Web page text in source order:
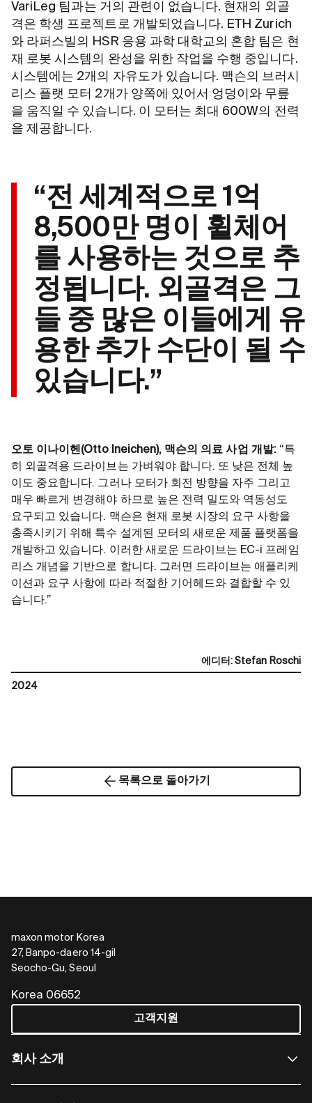
VariLeg 팀과는 거의 관련이 없습니다. 현재의 외골
격은 학생 프로젝트로 개발되었습니다. ETH Zurich
와 라퍼스빌의 HSR 응용 과학 대학교의 혼합 팀은 현
재 로봇 시스템의 완성을 위한 작업을 수행 중입니다.
시스템에는 2개의 자유도가 있습니다. 맥슨의 브러시
리스 플랫 모터 2개가 양쪽에 있어서 엉덩이와 무릎
을 움직일 수 있습니다. 이 모터는 최대 600W의 전력
을 제공합니다.
“전 세계적으로 1억
8,500만 명이 휠체어
를 사용하는 것으로 추
정됩니다. 외골격은 그
들 중 많은 이들에게 유
용한 추가 수단이 될 수
있습니다.”
오토 이나이헨(Otto Ineichen), 맥슨의 의료 사업 개발: “특
히 외골격용 드라이브는 가벼워야 합니다. 또 낮은 전체 높
이도 중요합니다. 그러나 모터가 회전 방향을 자주 그리고
매우 빠르게 변경해야 하므로 높은 전력 밀도와 역동성도
요구되고 있습니다. 맥슨은 현재 로봇 시장의 요구 사항을
충족시키기 위해 특수 설계된 모터의 새로운 제품 플랫폼을
개발하고 있습니다. 이러한 새로운 드라이브는 EC-i 프레임
리스 개념을 기반으로 합니다. 그러면 드라이브는 애플리케
이션과 요구 사항에 따라 적절한 기어헤드와 결합할 수 있
습니다.”
에디터 : Stefan Roschi
2024
목록으로 돌아가기
maxon motor Korea
27, Banpo-daero 14-gil
Seocho-Gu, Seoul
Korea 06652
고객지원
회사 소개